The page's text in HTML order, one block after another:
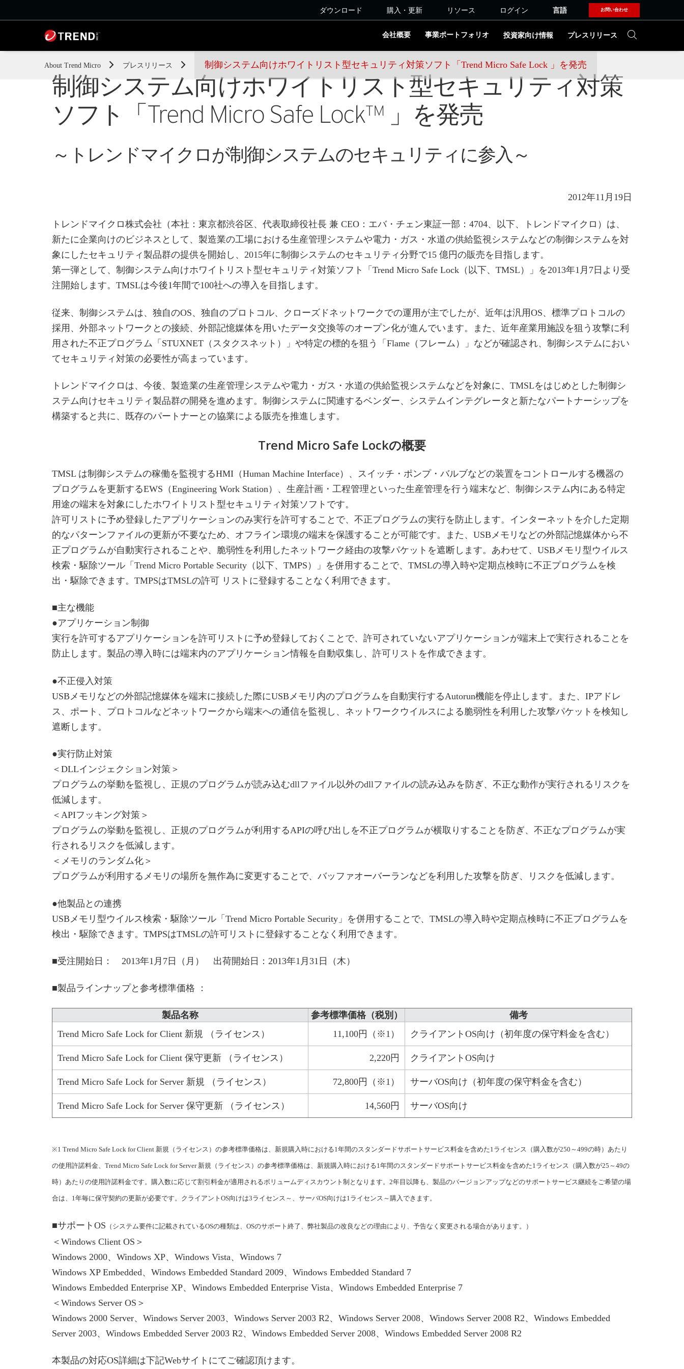
ダウンロード 購入・更新 リソース ログイン 言語 お問い合わせ
会社概要 事業ポートフォリオ 投資家向け情報 プレスリリース
About Trend Micro プレスリリース 制御システム向けホワイトリスト型セキュリティ対策ソフト「Trend Micro Safe Lock 」を発売
制御システム向けホワイトリスト型セキュリティ対策
ソフト「Trend Micro Safe Lock™ 」を発売
～トレンドマイクロが制御システムのセキュリティに参入～
2012年11月19日
トレンドマイクロ株式会社（本社：東京都渋谷区、代表取締役社長 兼 CEO：エバ・チェン東証一部：4704、以下、トレンドマイクロ）は、
新たに企業向けのビジネスとして、製造業の工場における生産管理システムや電力・ガス・水道の供給監視システムなどの制御システムを対
象にしたセキュリティ製品群の提供を開始し、2015年に制御システムのセキュリティ分野で15 億円の販売を目指します。
第一弾として、制御システム向けホワイトリスト型セキュリティ対策ソフト「Trend Micro Safe Lock（以下、TMSL）」を2013年1月7日より受
注開始します。TMSLは今後1年間で100社への導入を目指します。
従来、制御システムは、独自のOS、独自のプロトコル、クローズドネットワークでの運用が主でしたが、近年は汎用OS、標準プロトコルの
採用、外部ネットワークとの接続、外部記憶媒体を用いたデータ交換等のオープン化が進んでいます。また、近年産業用施設を狙う攻撃に利
用された不正プログラム「STUXNET（スタクスネット）」や特定の標的を狙う「Flame（フレーム）」などが確認され、制御システムにおい
てセキュリティ対策の必要性が高まっています。
トレンドマイクロは、今後、製造業の生産管理システムや電力・ガス・水道の供給監視システムなどを対象に、TMSLをはじめとした制御シ
ステム向けセキュリティ製品群の開発を進めます。制御システムに関連するベンダー、システムインテグレータと新たなパートナーシップを
構築すると共に、既存のパートナーとの協業による販売を推進します。
Trend Micro Safe Lockの概要
TMSL は制御システムの稼働を監視するHMI（Human Machine Interface）、スイッチ・ポンプ・バルブなどの装置をコントロールする機器の
プログラムを更新するEWS（Engineering Work Station）、生産計画・工程管理といった生産管理を行う端末など、制御システム内にある特定
用途の端末を対象にしたホワイトリスト型セキュリティ対策ソフトです。
許可リストに予め登録したアプリケーションのみ実行を許可することで、不正プログラムの実行を防止します。インターネットを介した定期
的なパターンファイルの更新が不要なため、オフライン環境の端末を保護することが可能です。また、USBメモリなどの外部記憶媒体から不
正プログラムが自動実行されることや、脆弱性を利用したネットワーク経由の攻撃パケットを遮断します。あわせて、USBメモリ型ウイルス
検索・駆除ツール「Trend Micro Portable Security（以下、TMPS）」を併用することで、TMSLの導入時や定期点検時に不正プログラムを検
出・駆除できます。TMPSはTMSLの許可 リストに登録することなく利用できます。
■主な機能
●アプリケーション制御
実行を許可するアプリケーションを許可リストに予め登録しておくことで、許可されていないアプリケーションが端末上で実行されることを
防止します。製品の導入時には端末内のアプリケーション情報を自動収集し、許可リストを作成できます。
●不正侵入対策
USBメモリなどの外部記憶媒体を端末に接続した際にUSBメモリ内のプログラムを自動実行するAutorun機能を停止します。また、IPアドレ
ス、ポート、プロトコルなどネットワークから端末への通信を監視し、ネットワークウイルスによる脆弱性を利用した攻撃パケットを検知し
遮断します。
●実行防止対策
＜DLLインジェクション対策＞
プログラムの挙動を監視し、正規のプログラムが読み込むdllファイル以外のdllファイルの読み込みを防ぎ、不正な動作が実行されるリスクを
低減します。
＜APIフッキング対策＞
プログラムの挙動を監視し、正規のプログラムが利用するAPIの呼び出しを不正プログラムが横取りすることを防ぎ、不正なプログラムが実
行されるリスクを低減します。
＜メモリのランダム化＞
プログラムが利用するメモリの場所を無作為に変更することで、バッファオーバーランなどを利用した攻撃を防ぎ、リスクを低減します。
●他製品との連携
USBメモリ型ウイルス検索・駆除ツール「Trend Micro Portable Security」を併用することで、TMSLの導入時や定期点検時に不正プログラムを
検出・駆除できます。TMPSはTMSLの許可リストに登録することなく利用できます。
■受注開始日： 2013年1月7日（月） 出荷開始日：2013年1月31日（木）
■製品ラインナップと参考標準価格 ：
製品名称 参考標準価格（税別）
備考
Trend Micro Safe Lock for Client 新規 （ライセンス）
11,100円（※1） クライアントOS向け（初年度の保守料金を含む）
Trend Micro Safe Lock for Client 保守更新 （ライセンス） 2,220円 クライアントOS向け
Trend Micro Safe Lock for Server 新規 （ライセンス） 72,800円（※1） サーバOS向け（初年度の保守料金を含む）
Trend Micro Safe Lock for Server 保守更新 （ライセンス） 14,560円 サーバOS向け
※1 Trend Micro Safe Lock for Client 新規（ライセンス）の参考標準価格は、新規購入時における1年間のスタンダードサポートサービス料金を含めた1ライセンス（購入数が250～499の時）あたり
の使用許諾料金、Trend Micro Safe Lock for Server 新規（ライセンス）の参考標準価格は、新規購入時における1年間のスタンダードサポートサービス料金を含めた1ライセンス（購入数が25～49の
時）あたりの使用許諾料金です。購入数に応じて割引料金が適用されるボリュームディスカウント制となります。2年目以降も、製品のバージョンアップなどのサポートサービス継続をご希望の場
合は、1年毎に保守契約の更新が必要です。クライアントOS向けは3ライセンス～、サーバOS向けは1ライセンス～購入できます。
■サポートOS （システム要件に記載されているOSの種類は、OSのサポート終了、弊社製品の改良などの理由により、予告なく変更される場合があります。）
＜Windows Client OS＞
Windows 2000、Windows XP、Windows Vista、Windows 7
Windows XP Embedded、Windows Embedded Standard 2009、Windows Embedded Standard 7
Windows Embedded Enterprise XP、Windows Embedded Enterprise Vista、Windows Embedded Enterprise 7
＜Windows Server OS＞
Windows 2000 Server、Windows Server 2003、Windows Server 2003 R2、Windows Server 2008、Windows Server 2008 R2、Windows Embedded
Server 2003、Windows Embedded Server 2003 R2、Windows Embedded Server 2008、Windows Embedded Server 2008 R2
本製品の対応OS詳細は下記Webサイトにてご確認頂けます。